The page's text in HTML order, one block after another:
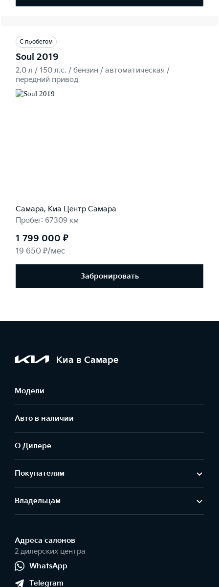
С пробегом
Soul 2019
2.0 л / 150 л.c. / бензин / автоматическая /
передний привод
Самара, Киа Центр Самара
Пробег: 67309 км
1 799 000 ₽
19 650 ₽/мес
Забронировать
Киа в Самаре
Модели
Авто в наличии
О Дилере
Покупателям
Владельцам
Адреса салонов
2 дилерских центра
WhatsApp
Telegram